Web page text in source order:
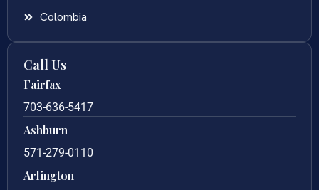
Colombia
Call Us
Fairfax
703-636-5417
Ashburn
571-279-0110
Arlington